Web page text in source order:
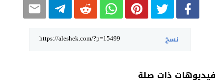
نسخ
فيديوهات ذات صلة